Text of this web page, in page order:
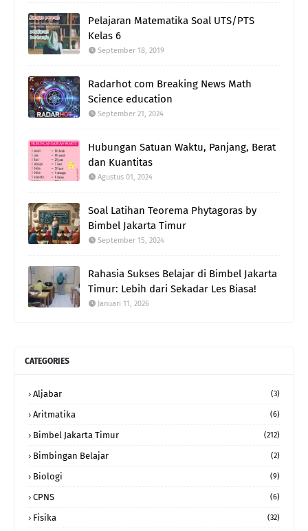
Pelajaran Matematika Soal UTS/PTS
Kelas 6
September 18, 2019
Radarhot com Breaking News Math
Science education
September 21, 2024
Hubungan Satuan Waktu, Panjang, Berat
dan Kuantitas
Agustus 01, 2024
Soal Latihan Teorema Phytagoras by
Bimbel Jakarta Timur
September 15, 2024
Rahasia Sukses Belajar di Bimbel Jakarta
Timur: Lebih dari Sekadar Les Biasa!
Januari 11, 2026
CATEGORIES
Aljabar (3)
Aritmatika (6)
Bimbel Jakarta Timur (212)
Bimbingan Belajar (2)
Biologi (9)
CPNS (6)
Fisika (32)